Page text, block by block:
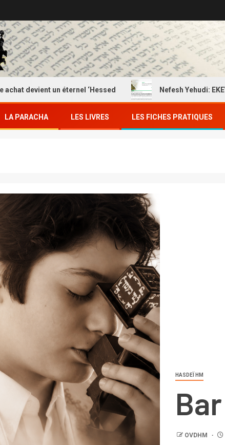
un éternel ‘Hessed Nefesh Yehudi: EKEV
LA PARACHA LES LIVRES LES FICHES PRATIQUES
HASDEÏ HM
OVDHM